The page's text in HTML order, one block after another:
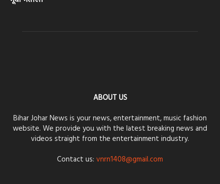
ABOUT US
Bihar Johar News is your news, entertainment, music fashion
website. We provide you with the latest breaking news and
videos straight from the entertainment industry.
Contact us: vnrn1408@gmail.com